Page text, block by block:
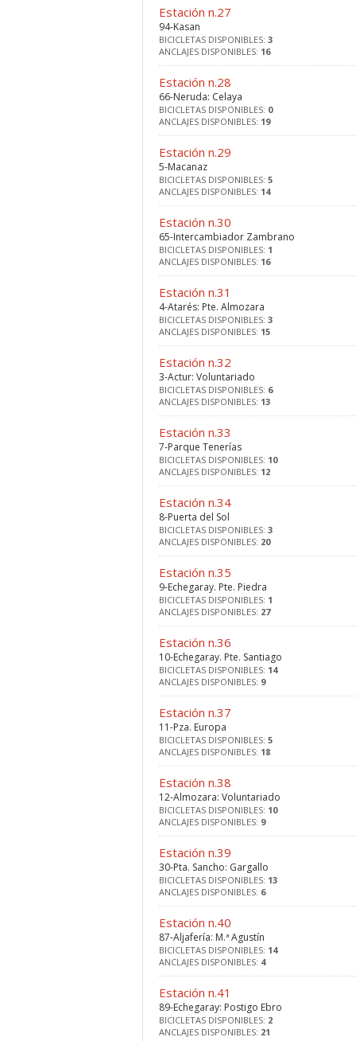
Estación n.27
94-Kasan
BICICLETAS DISPONIBLES: 3
ANCLAJES DISPONIBLES: 16
Estación n.28
66-Neruda: Celaya
BICICLETAS DISPONIBLES: 0
ANCLAJES DISPONIBLES: 19
Estación n.29
5-Macanaz
BICICLETAS DISPONIBLES: 5
ANCLAJES DISPONIBLES: 14
Estación n.30
65-Intercambiador Zambrano
BICICLETAS DISPONIBLES: 1
ANCLAJES DISPONIBLES: 16
Estación n.31
4-Atarés: Pte. Almozara
BICICLETAS DISPONIBLES: 3
ANCLAJES DISPONIBLES: 15
Estación n.32
3-Actur: Voluntariado
BICICLETAS DISPONIBLES: 6
ANCLAJES DISPONIBLES: 13
Estación n.33
7-Parque Tenerías
BICICLETAS DISPONIBLES: 10
ANCLAJES DISPONIBLES: 12
Estación n.34
8-Puerta del Sol
BICICLETAS DISPONIBLES: 3
ANCLAJES DISPONIBLES: 20
Estación n.35
9-Echegaray. Pte. Piedra
BICICLETAS DISPONIBLES: 1
ANCLAJES DISPONIBLES: 27
Estación n.36
10-Echegaray. Pte. Santiago
BICICLETAS DISPONIBLES: 14
ANCLAJES DISPONIBLES: 9
Estación n.37
11-Pza. Europa
BICICLETAS DISPONIBLES: 5
ANCLAJES DISPONIBLES: 18
Estación n.38
12-Almozara: Voluntariado
BICICLETAS DISPONIBLES: 10
ANCLAJES DISPONIBLES: 9
Estación n.39
30-Pta. Sancho: Gargallo
BICICLETAS DISPONIBLES: 13
ANCLAJES DISPONIBLES: 6
Estación n.40
87-Aljafería: M.ª Agustín
BICICLETAS DISPONIBLES: 14
ANCLAJES DISPONIBLES: 4
Estación n.41
89-Echegaray: Postigo Ebro
BICICLETAS DISPONIBLES: 2
ANCLAJES DISPONIBLES: 21